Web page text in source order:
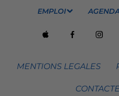
EMPLOI
MENTIONS LEGALES